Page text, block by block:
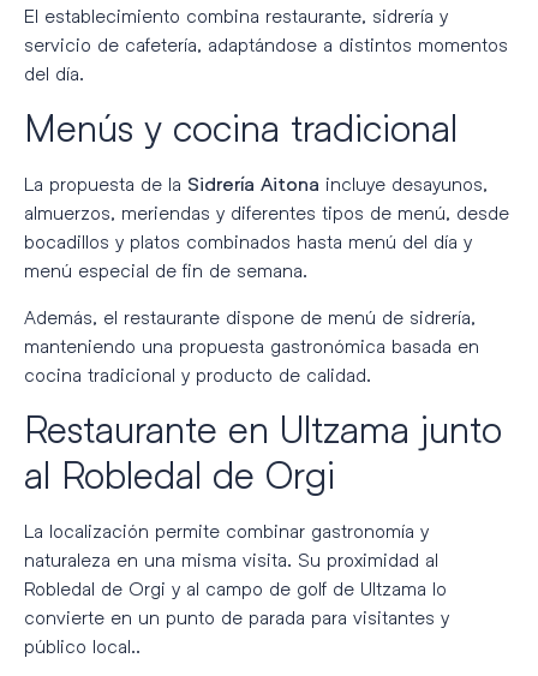
El establecimiento combina restaurante, sidrería y
servicio de cafetería, adaptándose a distintos momentos
del día.
Menús y cocina tradicional
La propuesta de la Sidrería Aitona incluye desayunos,
almuerzos, meriendas y diferentes tipos de menú, desde
bocadillos y platos combinados hasta menú del día y
menú especial de fin de semana.
Además, el restaurante dispone de menú de sidrería,
manteniendo una propuesta gastronómica basada en
cocina tradicional y producto de calidad.
Restaurante en Ultzama junto
al Robledal de Orgi
La localización permite combinar gastronomía y
naturaleza en una misma visita. Su proximidad al
Robledal de Orgi y al campo de golf de Ultzama lo
convierte en un punto de parada para visitantes y
público local..